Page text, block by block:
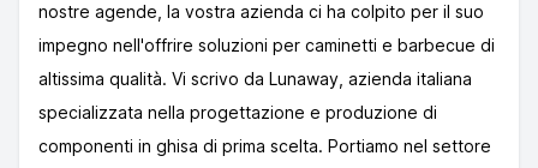
nostre agende, la vostra azienda ci ha colpito per il suo
impegno nell'offrire soluzioni per caminetti e barbecue di
altissima qualità. Vi scrivo da Lunaway, azienda italiana
specializzata nella progettazione e produzione di
componenti in ghisa di prima scelta. Portiamo nel settore